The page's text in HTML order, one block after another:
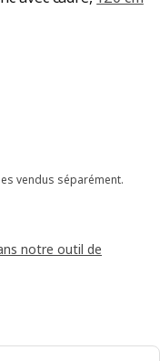
total d'avis: 227
vendus séparément.
notre outil de